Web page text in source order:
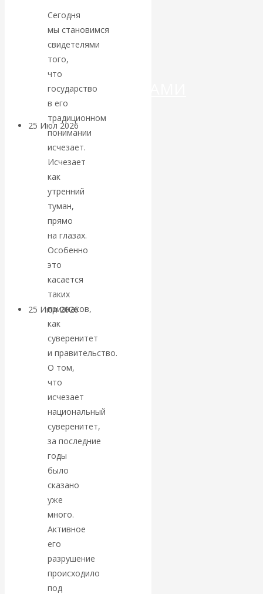
ВЕДЁТ БОРЬБУ
КРИПТОВАЛЮТАМИ
25 Июл 2026
Валентин
КАтасонов.
Может ли
Америка
покинуть НАТО?
25 Июл 2026Комментарии,
интервью и беседы
«Об этом
молчат»:
экономист
Валентин
Катасонов
считает, что
кризис в
банковской
сфере России
Сегодня
мы становимся
свидетелями
того,
что
государство
в его
традиционном
понимании
исчезает.
Исчезает
как
утренний
туман,
прямо
на глазах.
Особенно
это
касается
таких
признаков,
как
суверенитет
и правительство.
О том,
что
исчезает
национальный
суверенитет,
за последние
годы
было
сказано
уже
много.
Активное
его
разрушение
происходило
под